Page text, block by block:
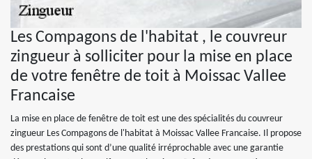
Les Compagons de l'habitat , le couvreur
zingueur à solliciter pour la mise en place
de votre fenêtre de toit à Moissac Vallee
Francaise
La mise en place de fenêtre de toit est une des spécialités du couvreur
zingueur Les Compagons de l'habitat à Moissac Vallee Francaise. Il propose
des prestations qui sont d’une qualité irréprochable avec une garantie